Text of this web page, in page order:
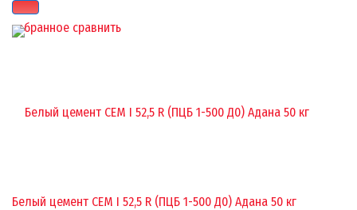
избранное сравнить
Белый цемент CEM I 52,5 R (ПЦБ 1-500 Д0) Адана 50 кг